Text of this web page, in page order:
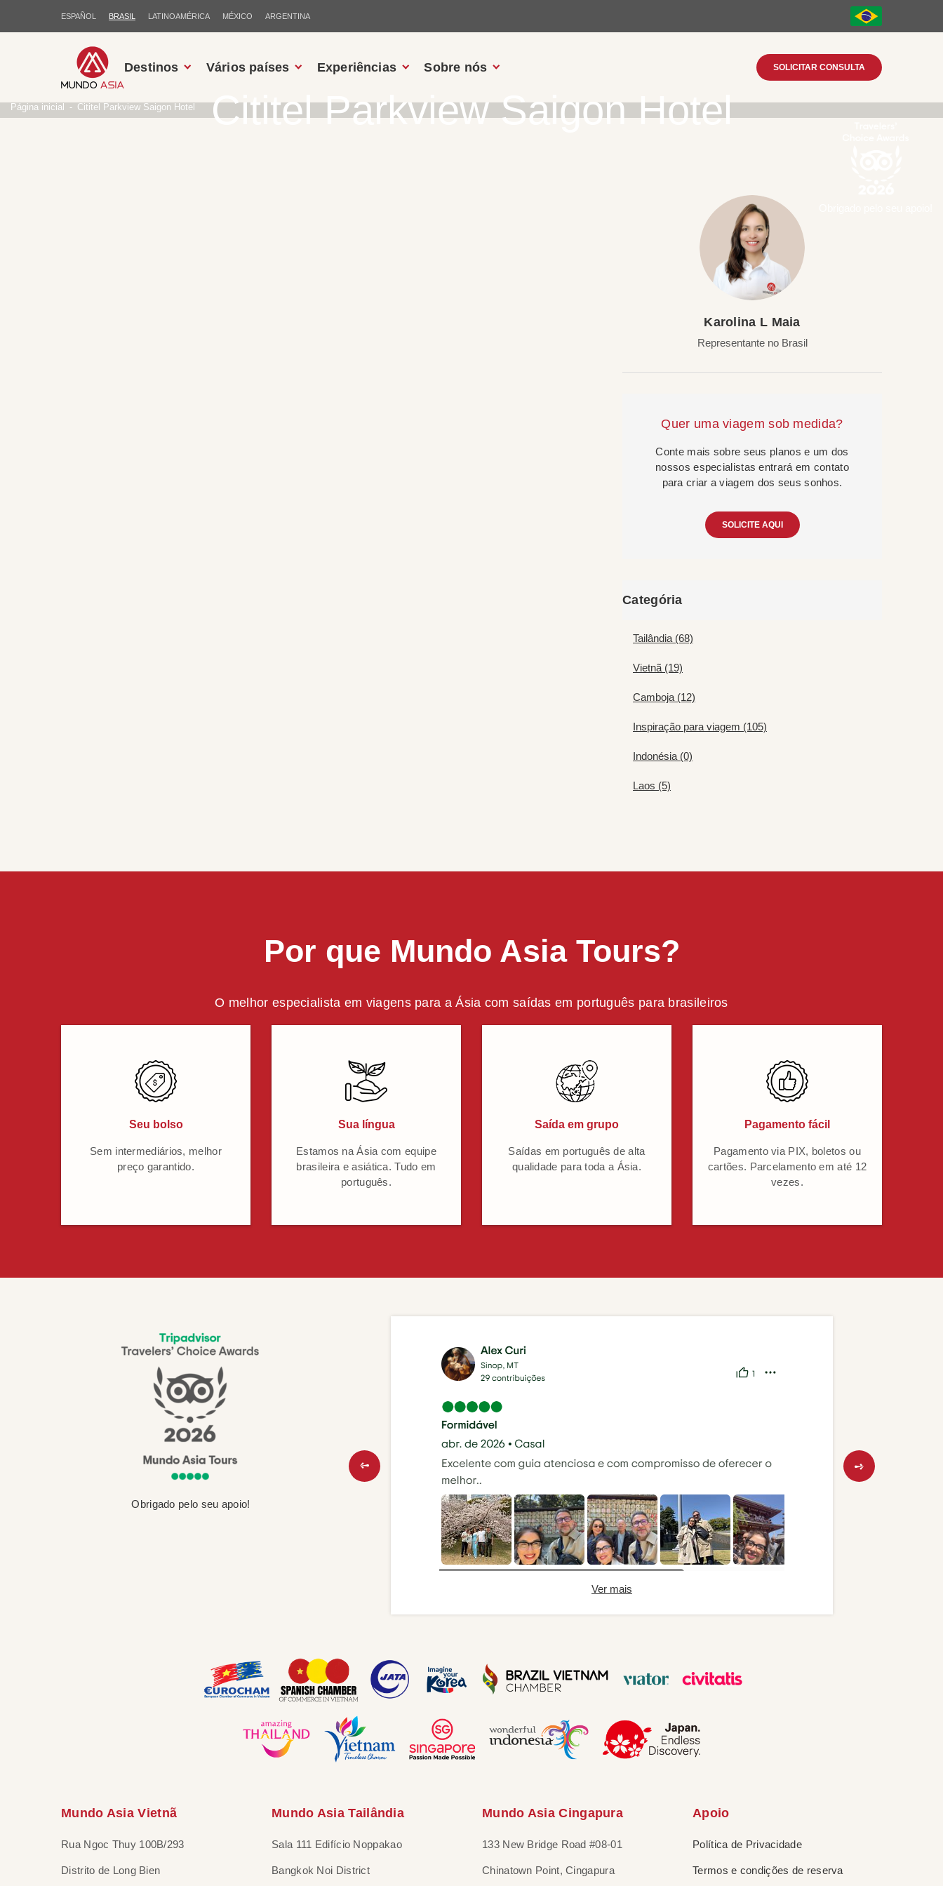
ESPAÑOL BRASIL LATINOAMÉRICA MÉXICO ARGENTINA
Destinos Vários países Experiências Sobre nós SOLICITAR CONSULTA
Cititel Parkview Saigon Hotel
Página inicial Cititel Parkview Saigon Hotel
Karolina L Maia
Representante no Brasil
Quer uma viagem sob medida?
Conte mais sobre seus planos e um dos
nossos especialistas entrará em contato
para criar a viagem dos seus sonhos.
SOLICITE AQUI
Categória
Tailândia (68)
Vietnã (19)
Camboja (12)
Inspiração para viagem (105)
Indonésia (0)
Laos (5)
Por que Mundo Asia Tours?
O melhor especialista em viagens para a Ásia com saídas em português para brasileiros
Seu bolso
Sem intermediários, melhor
preço garantido.
Sua língua
Estamos na Ásia com equipe
brasileira e asiática. Tudo em
português.
Saída em grupo
Saídas em português de alta
qualidade para toda a Ásia.
Pagamento fácil
Pagamento via PIX, boletos ou
cartões. Parcelamento em até 12
vezes.
Obrigado pelo seu apoio!
Ver mais
Mundo Asia Vietnã
Rua Ngoc Thuy 100B/293
Distrito de Long Bien
Mundo Asia Tailândia
Sala 111 Edifício Noppakao
Bangkok Noi District
Mundo Asia Cingapura
133 New Bridge Road #08-01
Chinatown Point, Cingapura
Apoio
Política de Privacidade
Termos e condições de reserva